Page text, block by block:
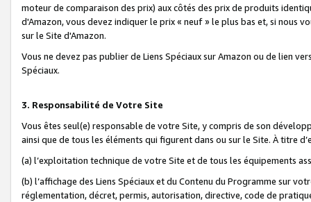
moteur de comparaison des prix) aux côtés des prix de produits
d'Amazon, vous devez indiquer le prix « neuf » le plus bas et, si nous
sur le Site d'Amazon.
Vous ne devez pas publier de Liens Spéciaux sur Amazon ou de lien
Spéciaux.
3. Responsabilité de Votre Site
Vous êtes seul(e) responsable de votre Site, y compris de son
ainsi que de tous les éléments qui figurent dans ou sur le Site. À titre
(a) l’exploitation technique de votre Site et de tous les équipements
(b) l’affichage des Liens Spéciaux et du Contenu du Programme sur
réglementation, décret, permis, autorisation, directive, code de